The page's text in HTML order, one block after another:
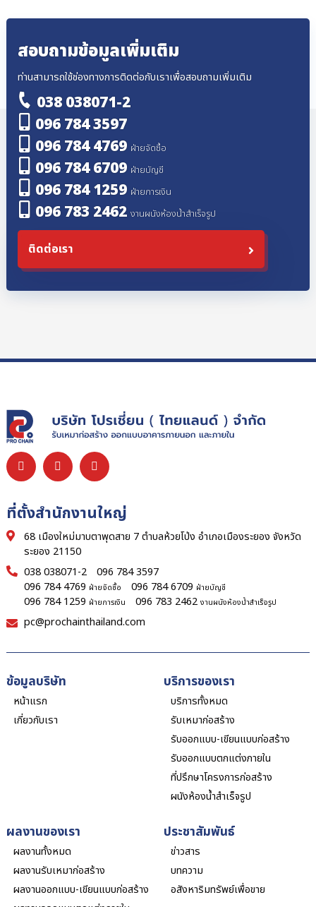
สอบถามข้อมูลเพิ่มเติม
ท่านสามารถใช้ช่องทางการติดต่อกับเราเพื่อสอบถามเพิ่มเติม
038 038071-2
096 784 3597
096 784 4769 ฝ่ายจัดซื้อ
096 784 6709 ฝ่ายบัญชี
096 784 1259 ฝ่ายการเงิน
096 783 2462 งานผนังห้องน้ำสำเร็จรูป
ติดต่อเรา
ที่ตั้งสำนักงานใหญ่
68 เมืองใหม่มาบตาพุดสาย 7 ตำบลห้วยโป่ง อำเภอเมืองระยอง จังหวัด
ระยอง 21150
038 038071-2
096 784 3597
096 784 4769 ฝ่ายจัดซื้อ 096 784 6709 ฝ่ายบัญชี
096 784 1259 ฝ่ายการเงิน 096 783 2462 งานผนังห้องน้ำสำเร็จรูป
pc@prochainthailand.com
ข้อมูลบริษัท
หน้าแรก
เกี่ยวกับเรา
บริการของเรา
บริการทั้งหมด
รับเหมาก่อสร้าง
รับออกแบบ-เขียนแบบก่อสร้าง
รับออกแบบตกแต่งภายใน
ที่ปรึกษาโครงการก่อสร้าง
ผนังห้องน้ำสำเร็จรูป
ผลงานของเรา
ผลงานทั้งหมด
ผลงานรับเหมาก่อสร้าง
ผลงานออกแบบ-เขียนแบบก่อสร้าง
ประชาสัมพันธ์
ข่าวสาร
บทความ
อสังหาริมทรัพย์เพื่อขาย